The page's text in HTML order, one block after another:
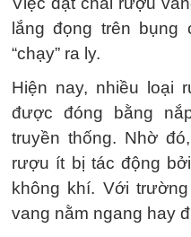
lắng đọng trên
“chạy” ra ly.
Hiện nay, nhiều loại
được đóng bằng
truyền thống. Nhờ
rượu ít bị tác động
không khí. Với
vang nằm ngang hay